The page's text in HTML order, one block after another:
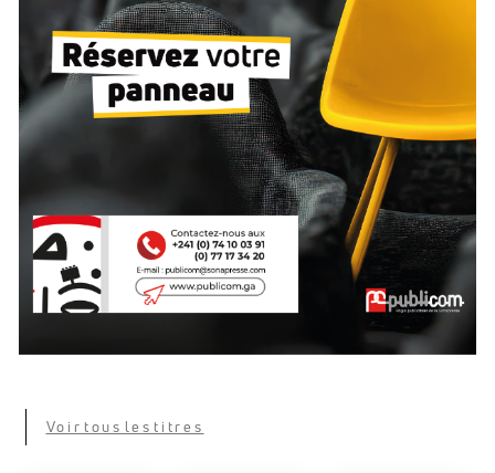
Voir tous les titres